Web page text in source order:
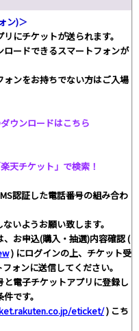
ン)＞
にチケットが送られます。
ードできるスマートフォンが
ンをお持ちでない方はご入場
ウンロードはこちら
天チケット」で検索！
認証した電話番号の組み合わ
いようお願い致します。
お申込(購入・抽選)内容確認 (
) にログインの上、チケット受
ォンに送信してください。
電子チケットアプリに登録し
です。
eticket/) こち